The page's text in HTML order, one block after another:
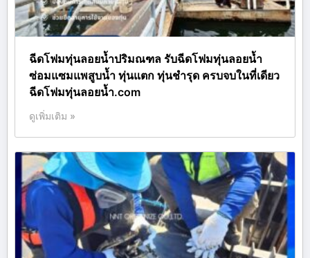
ฉีดโฟมทุ่นลอยน้ำปริมณฑล รับฉีดโฟมทุ่นลอยน้ำ
ซ่อมแซมแพสูบน้ำ ทุ่นแตก ทุ่นชำรุด ครบจบในที่เดียว
ฉีดโฟมทุ่นลอยน้ำ.com
ดูเพิ่มเติม »